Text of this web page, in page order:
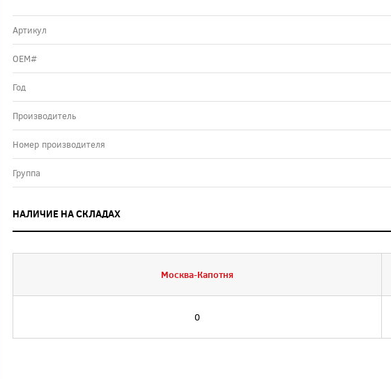
Артикул
ОЕМ#
Год
Производитель
Номер производителя
Группа
НАЛИЧИЕ НА СКЛАДАХ
Москва-Капотня
0